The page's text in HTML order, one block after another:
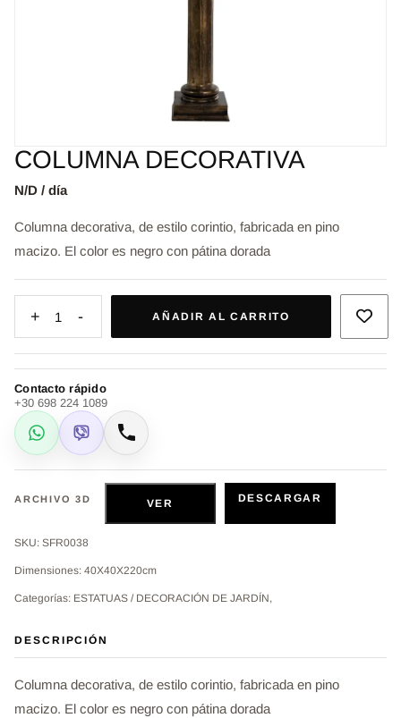
COLUMNA DECORATIVA
N/D / día
Columna decorativa, de estilo corintio, fabricada en pino
macizo. El color es negro con pátina dorada
+ 1 - AÑADIR AL CARRITO
Contacto rápido
+30 698 224 1089
WhatsApp
Viber Llamar
ARCHIVO 3D VER DESCARGAR
SKU: SFR0038
Dimensiones: 40Χ40Χ220cm
Categorías: ESTATUAS / DECORACIÓN DE JARDÍN,
DESCRIPCIÓN
Columna decorativa, de estilo corintio, fabricada en pino
macizo. El color es negro con pátina dorada